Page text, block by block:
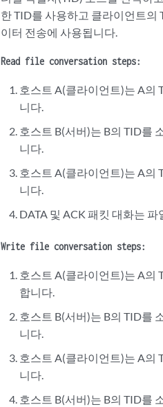
한 TID를 사용하고 클라이언트의
이터 전송에 사용됩니다.
Read file conversation steps:
호스트 A(클라이언트)는 A의
니다.
호스트 B(서버)는 B의 TID를
니다.
호스트 A(클라이언트)는 A의
니다.
DATA 및 ACK 패킷 대화는
Write file conversation steps:
호스트 A(클라이언트)는 A의
합니다.
호스트 B(서버)는 B의 TID를
니다.
호스트 A(클라이언트)는 A의
니다.
호스트 B(서버)는 B의 TID를